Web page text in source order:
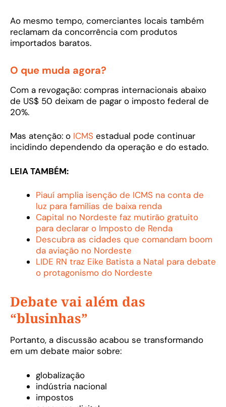
Ao mesmo tempo, comerciantes locais também
reclamam da concorrência com produtos
importados baratos.
O que muda agora?
Com a revogação: compras internacionais abaixo
de US$ 50 deixam de pagar o imposto federal de
20%.
Mas atenção: o ICMS estadual pode continuar
incidindo dependendo da operação e do estado.
LEIA TAMBÉM:
Piauí amplia isenção de ICMS na conta de
luz para famílias de baixa renda
Capital no Nordeste faz mutirão gratuito
para declarar o Imposto de Renda
Descubra as cidades que comandam boom
da aviação no Nordeste
LIDE RN traz Eike Batista a Natal para debate
o protagonismo do Nordeste
Debate vai além das
“blusinhas”
Portanto, a discussão acabou se transformando
em um debate maior sobre:
globalização
indústria nacional
impostos